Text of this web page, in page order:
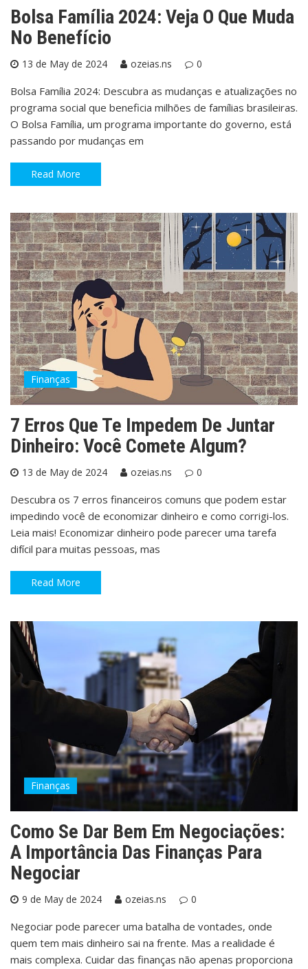
Bolsa Família 2024: Veja O Que Muda
No Benefício
13 de May de 2024 ozeias.ns 0
Bolsa Família 2024: Descubra as mudanças e atualizações no
programa social que beneficia milhões de famílias brasileiras.
O Bolsa Família, um programa importante do governo, está
passando por mudanças em
Read More
Finanças
7 Erros Que Te Impedem De Juntar
Dinheiro: Você Comete Algum?
13 de May de 2024 ozeias.ns 0
Descubra os 7 erros financeiros comuns que podem estar
impedindo você de economizar dinheiro e como corrigi-los.
Leia mais! Economizar dinheiro pode parecer uma tarefa
difícil para muitas pessoas, mas
Read More
Finanças
Como Se Dar Bem Em Negociações:
A Importância Das Finanças Para
Negociar
9 de May de 2024 ozeias.ns 0
Negociar pode parecer uma batalha de vontades, onde
quem tem mais dinheiro sai na frente. Mas a realidade é
mais complexa. Cuidar das finanças não apenas proporciona